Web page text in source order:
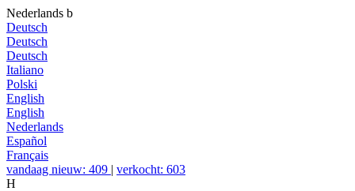
Nederlands b
Deutsch
Deutsch
Deutsch
Italiano
Polski
English
English
Nederlands
Español
Français
vandaag nieuw: 409 | verkocht: 603
H